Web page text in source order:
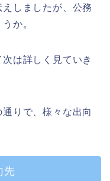
しましたが、公務
か。
は詳しく見ていき
りで、様々な出向
先